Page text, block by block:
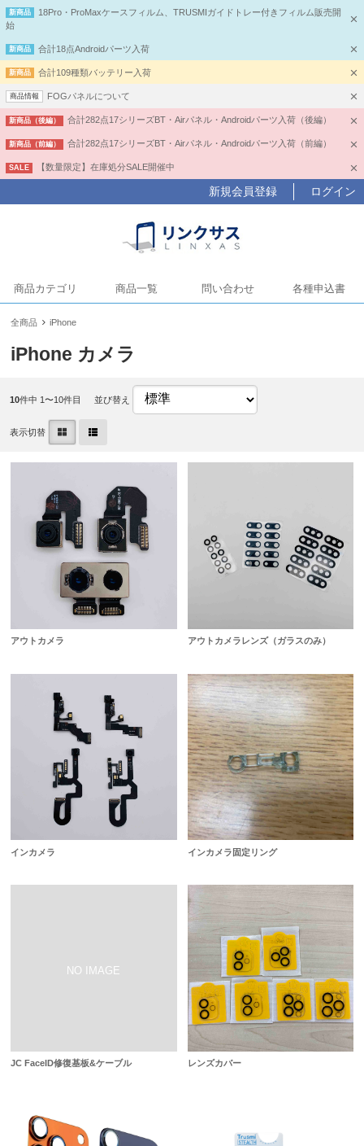
新商品
18Pro・ProMaxケースフィルム、TRUSMIガイドトレー付きフィルム販売開
始
新商品 合計18点Androidパーツ入荷
新商品 合計109種類バッテリー入荷
商品情報 FOGパネルについて
新商品（後編） 合計282点17シリーズBT・Airパネル・Androidパーツ入荷（後編）
新商品（前編） 合計282点17シリーズBT・Airパネル・Androidパーツ入荷（前編）
SALE 【数量限定】在庫処分SALE開催中
新規会員登録 ログイン
商品カテゴリ 商品一覧 問い合わせ 各種申込書
全商品 iPhone
iPhone カメラ
10件中 1〜10件目 並び替え
表示切替
アウトカメラ アウトカメラレンズ（ガラスのみ）
インカメラ インカメラ固定リング
JC FaceID修復基板&ケーブル レンズカバー